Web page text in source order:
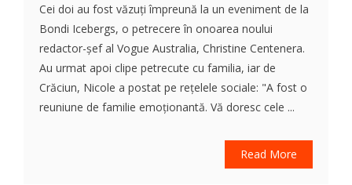
Cei doi au fost văzuți împreună la un eveniment de la
Bondi Icebergs, o petrecere în onoarea noului
redactor-șef al Vogue Australia, Christine Centenera.
Au urmat apoi clipe petrecute cu familia, iar de
Crăciun, Nicole a postat pe rețelele sociale: "A fost o
reuniune de familie emoționantă. Vă doresc cele ...
Read More